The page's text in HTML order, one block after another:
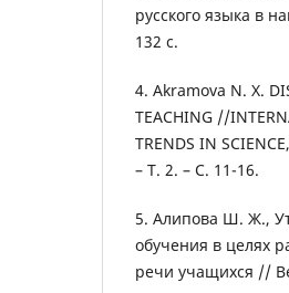
русского языка в
132 с.
4. Akramova N. X.
TEACHING //
TRENDS IN
– Т. 2. – С. 11-16.
5. Алипова Ш. Ж.,
обучения в целях
речи учащихся //